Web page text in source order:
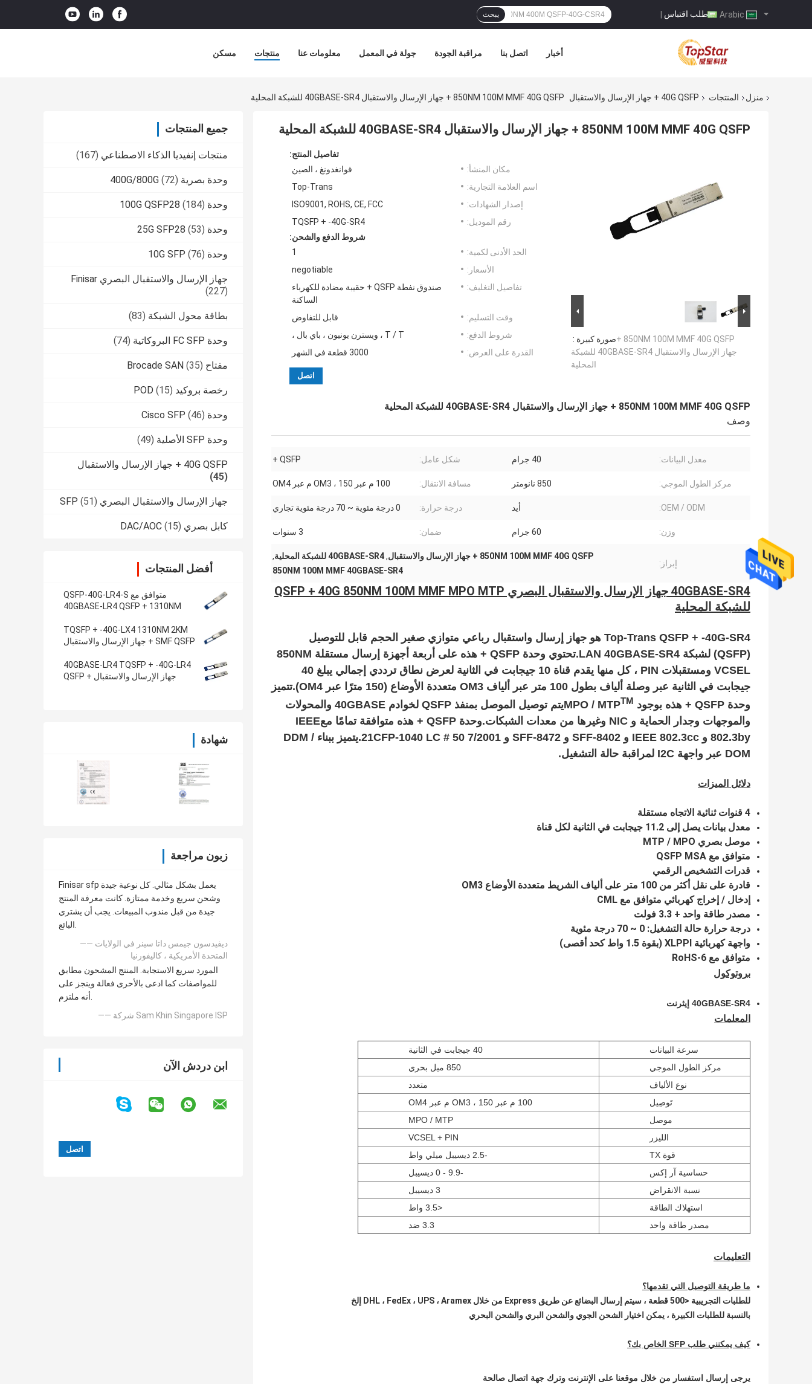
طلب اقتباس | يبحث
مسكن منتجات معلومات عنا جولة في المعمل مراقبة الجودة اتصل بنا أخبار
منزل المنتجات 40G QSFP + جهاز الإرسال والاستقبال 850NM 100M MMF 40G QSFP + جهاز الإرسال والاستقبال 40GBASE-SR4 للشبكة المحلية
جميع المنتجات
منتجات إنفيديا الذكاء الاصطناعي (167)
وحدة بصرية 400G/800G (72)
وحدة 100G QSFP28 (184)
وحدة 25G SFP28 (53)
وحدة 10G SFP (76)
جهاز الإرسال والاستقبال البصري Finisar
(227)
بطاقة محول الشبكة (83)
وحدة FC SFP البروكاتية (74)
مفتاح Brocade SAN (35)
رخصة بروكيد POD (15)
وحدة Cisco SFP (46)
وحدة SFP الأصلية (49)
40G QSFP + جهاز الإرسال والاستقبال
(45)
جهاز الإرسال والاستقبال البصري SFP (51)
كابل بصري DAC/AOC (15)
أفضل المنتجات
متوافق مع QSFP-40G-LR4-S
40GBASE-LR4 QSFP + 1310NM
TQSFP + -40G-LX4 1310NM 2KM
SMF QSFP + جهاز الإرسال والاستقبال
40GBASE-LR4 TQSFP + -40G-LR4
جهاز الإرسال والاستقبال QSFP +
شهادة
زبون مراجعة
Finisar sfp يعمل بشكل مثالي. كل نوعية جيدة
وشحن سريع وخدمة ممتازة. كانت معرفة المنتج
جيدة من قبل مندوب المبيعات. يجب أن يشتري
البائع.
—— ديفيدسون جيمس داتا سينر في الولايات
المتحدة الأمريكية ، كاليفورنيا
المورد سريع الاستجابة. المنتج المشحون مطابق
للمواصفات كما ادعى بالأحرى فعالة وينجز على
أنه ملتزم.
—— شركة Sam Khin Singapore ISP
ابن دردش الآن
850NM 100M MMF 40G QSFP + جهاز الإرسال والاستقبال 40GBASE-SR4 للشبكة المحلية
صورة كبيرة :850NM 100M MMF 40G QSFP +
جهاز الإرسال والاستقبال 40GBASE-SR4 للشبكة
المحلية
تفاصيل المنتج:
مكان المنشأ:
قوانغدونغ ، الصين
اسم العلامة التجارية:
Top-Trans
إصدار الشهادات:
ISO9001, ROHS, CE, FCC
رقم الموديل:
TQSFP + -40G-SR4
شروط الدفع والشحن:
الحد الأدنى لكمية:
1
الأسعار:
negotiable
تفاصيل التغليف:
صندوق نفطة QSFP + حقيبة مضادة للكهرباء
الساكنة
وقت التسليم:
قابل للتفاوض
شروط الدفع:
T / T ، ويسترن يونيون ، باي بال ،
القدرة على العرض:
3000 قطعة في الشهر
اتصل
850NM 100M MMF 40G QSFP + جهاز الإرسال والاستقبال 40GBASE-SR4 للشبكة المحلية
وصف
معدل البيانات: 40 جرام شكل عامل: QSFP +
مركز الطول الموجي: 850 نانومتر مسافة الانتقال: 100 م عبر OM3 ، 150 م عبر OM4
OEM / ODM: أيد درجة حرارة: 0 درجة مئوية ~ 70 درجة مئوية تجاري
وزن: 60 جرام ضمان: 3 سنوات
إبراز:
850NM 100M MMF 40G QSFP + جهاز الإرسال والاستقبال ,40GBASE-SR4 للشبكة المحلية
,
850NM 100M MMF 40GBASE-SR4
40GBASE-SR4 جهاز الإرسال والاستقبال البصري QSFP + 40G 850NM 100M MMF MPO MTP
للشبكة المحلية
Top-Trans QSFP + -40G-SR4 هو جهاز إرسال واستقبال رباعي متوازي صغير الحجم قابل للتوصيل
(QSFP) لشبكة LAN 40GBASE-SR4.تحتوي وحدة QSFP + هذه على أربعة أجهزة إرسال مستقلة 850NM
VCSEL ومستقبلات PIN ، كل منها يقدم قناة 10 جيجابت في الثانية لعرض نطاق ترددي إجمالي يبلغ 40
جيجابت في الثانية عبر وصلة ألياف بطول 100 متر عبر ألياف OM3 متعددة الأوضاع (150 مترًا عبر OM4).تتميز
وحدة QSFP + هذه بوجود MPO / MTP
TM
يتم توصيل الموصل بمنفذ QSFP لخوادم 40GBASE والمحولات
والموجهات وجدار الحماية و NIC وغيرها من معدات الشبكات.وحدة QSFP + هذه متوافقة تمامًا مع
IEEE
802.3by و IEEE 802.3cc و SFF-8402 و SFF-8472 و 21CFP-1040 LC # 50 7/2001.يتميز ببناء DDM /
DOM عبر واجهة I2C لمراقبة حالة التشغيل.
دلائل الميزات
4 قنوات ثنائية الاتجاه مستقلة
معدل بيانات يصل إلى 11.2 جيجابت في الثانية لكل قناة
موصل بصري MTP / MPO
متوافق مع QSFP MSA
قدرات التشخيص الرقمي
قادرة على نقل أكثر من 100 متر على ألياف الشريط متعددة الأوضاع OM3
إدخال / إخراج كهربائي متوافق مع CML
مصدر طاقة واحد + 3.3 فولت
درجة حرارة حالة التشغيل: 0 ~ 70 درجة مئوية
واجهة كهربائية XLPPI (بقوة 1.5 واط كحد أقصى)
متوافق مع RoHS-6
بروتوكول
40GBASE-SR4 إيثرنت
المعلمات
سرعة البيانات
40 جيجابت في الثانية
مركز الطول الموجي
850 ميل بحري
نوع الألياف
متعدد
تَوصِيل
100 م عبر OM3 ، 150 م عبر OM4
موصل
MPO / MTP
الليزر
VCSEL + PIN
قوة TX
-2.5 ديسيبل ميلي واط
حساسية آر إكس
-9.9 - 0 ديسيبل
نسبة الانقراض
3 ديسيبل
استهلاك الطاقة
<3.5 واط
مصدر طاقة واحد
3.3 ضد
التعليمات
ما طريقة التوصيل التي تقدمها؟
للطلبات التجريبية <500 قطعة ، سيتم إرسال البضائع عن طريق Express من خلال DHL ، FedEx ، UPS ، Aramex إلخ
بالنسبة للطلبات الكبيرة ، يمكن اختيار الشحن الجوي والشحن البري والشحن البحري
كيف يمكنني طلب SFP الخاص بك؟
يرجى إرسال استفسار من خلال موقعنا على الإنترنت وترك جهة اتصال صالحة